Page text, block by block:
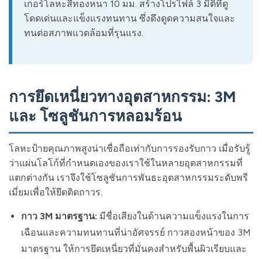
เกอร์โลหะสีทองหนา 10 มม. สร้างโปรไฟล์ 3 มิติที่ดู
โดดเด่นและแข็งแรงทนทาน ซึ่งดึงดูดความสนใจและ
ทนต่อสภาพแวดล้อมที่รุนแรง.
การยึดเหนี่ยวทางอุตสาหกรรม: 3M
และ โซลูชันการหลอมร้อน
โลหะป้ายคุณภาพสูงน่าเชื่อถือเท่ากับการรองรับกาว เมื่อรับรู้
ว่าแผ่นโลโก้ที่กำหนดเองของเราใช้ในหลายอุตสาหกรรมที่
แตกต่างกัน เราจึงใช้โซลูชันการพันธะอุตสาหกรรมระดับพรี
เมี่ยมเพื่อให้ยึดติดถาวร.
กาว 3M มาตรฐาน: มีชื่อเสียงในด้านความแข็งแรงในการ
เฉือนและความทนทานที่น่าอัศจรรย์ กาวสองหน้าของ 3M
มาตรฐาน ให้การยึดเหนี่ยวที่มั่นคงสำหรับพื้นผิวเรียบและ